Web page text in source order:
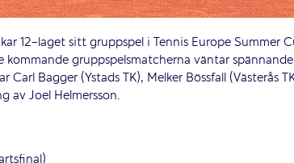
12-laget sitt gruppspel i Tennis Europe Summer
kommande gruppspelsmatcherna väntar
Carl Bagger (Ystads TK), Melker Bössfall (Västerås
av Joel Helmersson.